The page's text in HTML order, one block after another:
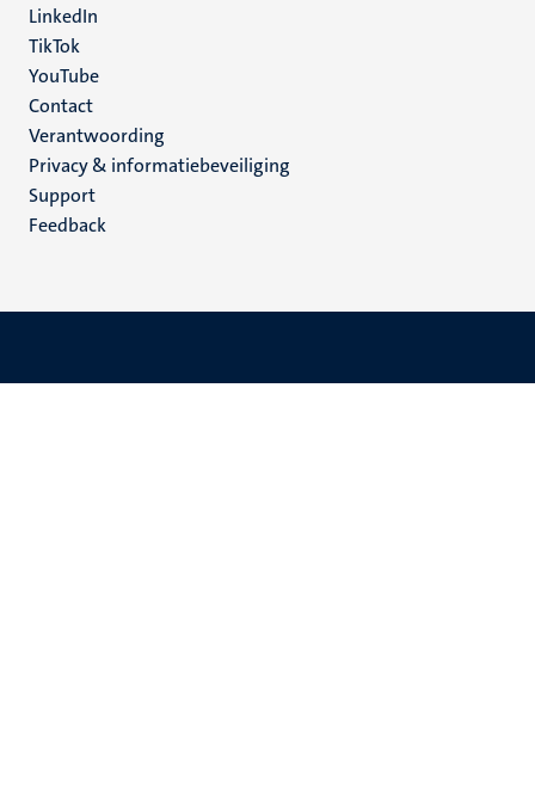
LinkedIn
TikTok
YouTube
Menu
footer
(NL)
Contact
Verantwoording
Privacy & informatiebeveiliging
Support
Feedback